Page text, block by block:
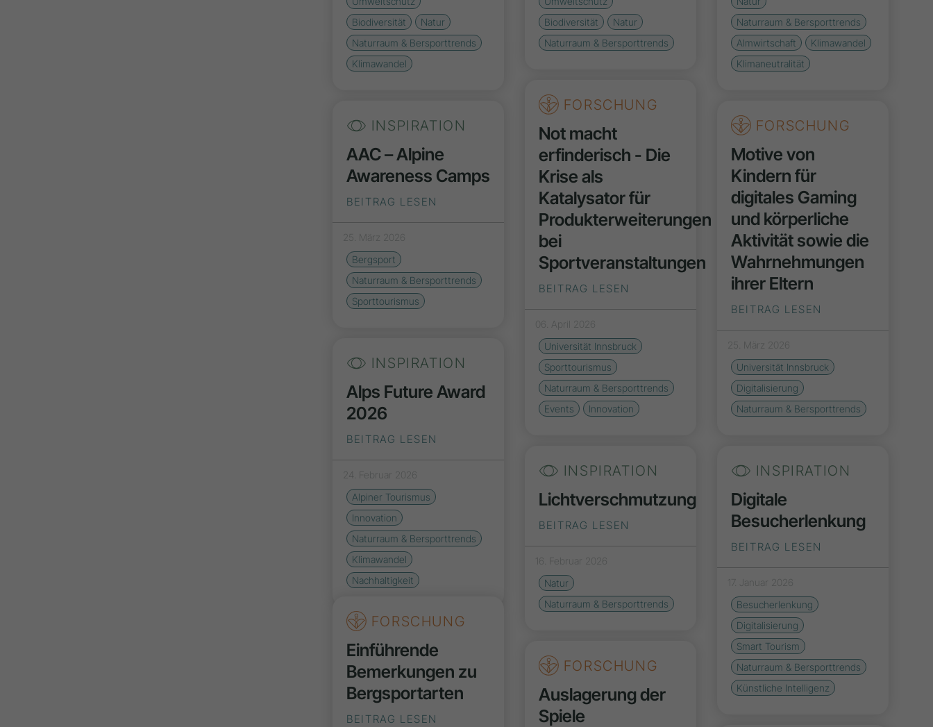
Biodiversität
Natur
Naturraum & Bersporttrends
Klimawandel
Biodiversität
Natur
Naturraum & Bersporttrends
Naturraum & Bersporttrends
Almwirtschaft
Klimawandel
Klimaneutralität
FORSCHUNG
Not macht
erfinderisch - Die
Krise als
Katalysator für
Produkterweiterungen
bei
Sportveranstaltungen
BEITRAG LESEN
06. April 2026
Universität Innsbruck
Sporttourismus
Naturraum & Bersporttrends
Events
Innovation
INSPIRATION
AAC – Alpine
Awareness Camps
BEITRAG LESEN
25. März 2026
Bergsport
Naturraum & Bersporttrends
Sporttourismus
FORSCHUNG
Motive von
Kindern für
digitales Gaming
und körperliche
Aktivität sowie die
Wahrnehmungen
ihrer Eltern
BEITRAG LESEN
25. März 2026
Universität Innsbruck
Digitalisierung
Naturraum & Bersporttrends
INSPIRATION
Alps Future Award
2026
BEITRAG LESEN
24. Februar 2026
Alpiner Tourismus
Innovation
Naturraum & Bersporttrends
Klimawandel
Nachhaltigkeit
INSPIRATION
Lichtverschmutzung
BEITRAG LESEN
16. Februar 2026
Natur
Naturraum & Bersporttrends
INSPIRATION
Digitale
Besucherlenkung
BEITRAG LESEN
17. Januar 2026
Besucherlenkung
Digitalisierung
Smart Tourism
Naturraum & Bersporttrends
Künstliche Intelligenz
FORSCHUNG
Einführende
Bemerkungen zu
Bergsportarten
BEITRAG LESEN
FORSCHUNG
Auslagerung der
Spiele